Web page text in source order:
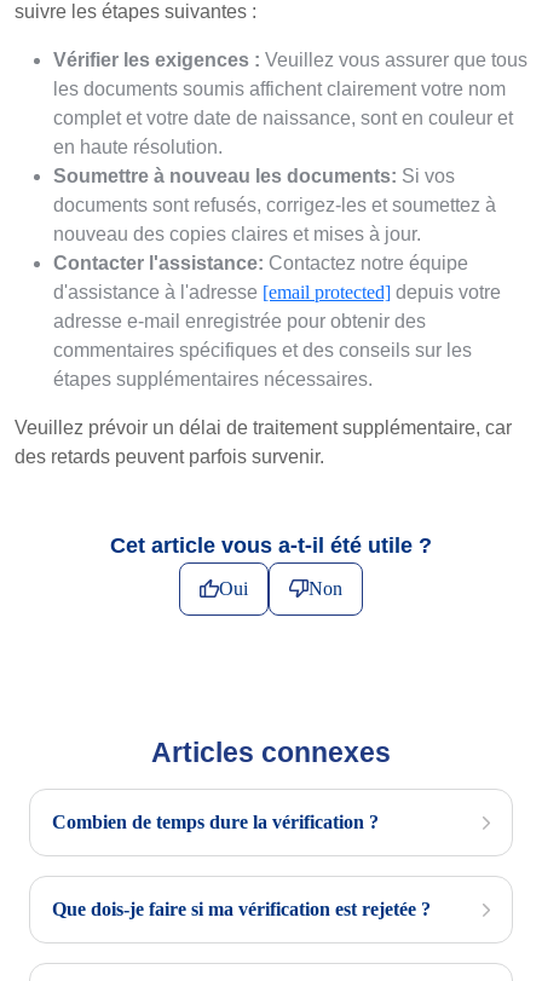
suivre les étapes suivantes :
Vérifier les exigences : Veuillez vous assurer que tous
les documents soumis affichent clairement votre nom
complet et votre date de naissance, sont en couleur et
en haute résolution.
Soumettre à nouveau les documents: Si vos
documents sont refusés, corrigez-les et soumettez à
nouveau des copies claires et mises à jour.
Contacter l'assistance: Contactez notre équipe
d'assistance à l'adresse [email protected] depuis votre
adresse e-mail enregistrée pour obtenir des
commentaires spécifiques et des conseils sur les
étapes supplémentaires nécessaires.
Veuillez prévoir un délai de traitement supplémentaire, car
des retards peuvent parfois survenir.
Cet article vous a-t-il été utile ?
Oui Non
Articles connexes
Combien de temps dure la vérification ?
Que dois-je faire si ma vérification est rejetée ?